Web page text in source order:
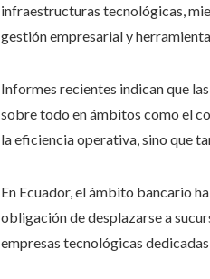
infraestructuras tecnológicas,
gestión empresarial y
Informes recientes indican que
sobre todo en ámbitos como el
la eficiencia operativa, sino que
En Ecuador, el ámbito bancario
obligación de desplazarse a
empresas tecnológicas